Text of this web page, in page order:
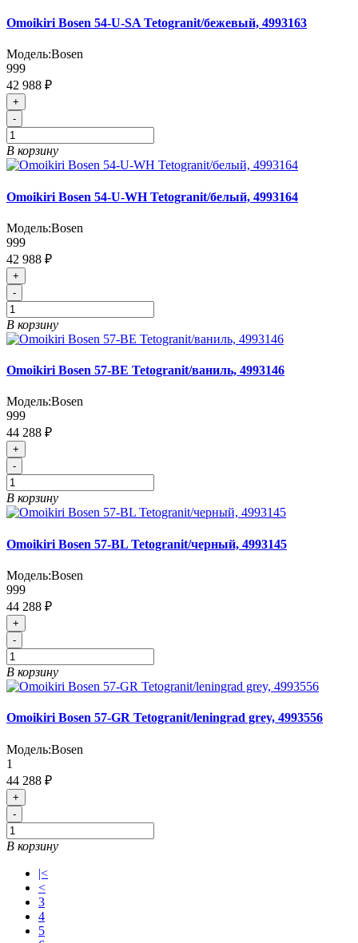
Omoikiri Bosen 54-U-SA Tetogranit/бежевый, 4993163
Модель:Bosen
999
42 988 ₽
+
-
В корзину
Omoikiri Bosen 54-U-WH Tetogranit/белый, 4993164
Модель:Bosen
999
42 988 ₽
+
-
В корзину
Omoikiri Bosen 57-BE Tetogranit/ваниль, 4993146
Модель:Bosen
999
44 288 ₽
+
-
В корзину
Omoikiri Bosen 57-BL Tetogranit/черный, 4993145
Модель:Bosen
999
44 288 ₽
+
-
В корзину
Omoikiri Bosen 57-GR Tetogranit/leningrad grey, 4993556
Модель:Bosen
1
44 288 ₽
+
-
В корзину
|<
<
3
4
5